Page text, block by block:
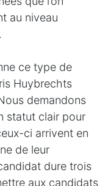
au niveau
ce type de
Huybrechts
demandons
statut clair pour
ci arrivent en
de leur
dure trois
aux candidats